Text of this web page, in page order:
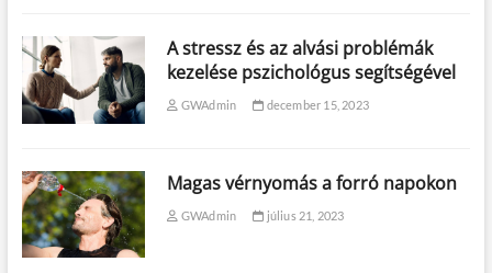
A stressz és az alvási problémák
kezelése pszichológus segítségével
GWAdmin december 15, 2023
Magas vérnyomás a forró napokon
GWAdmin július 21, 2023